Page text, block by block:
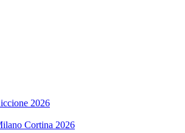
2026
Cortina 2026